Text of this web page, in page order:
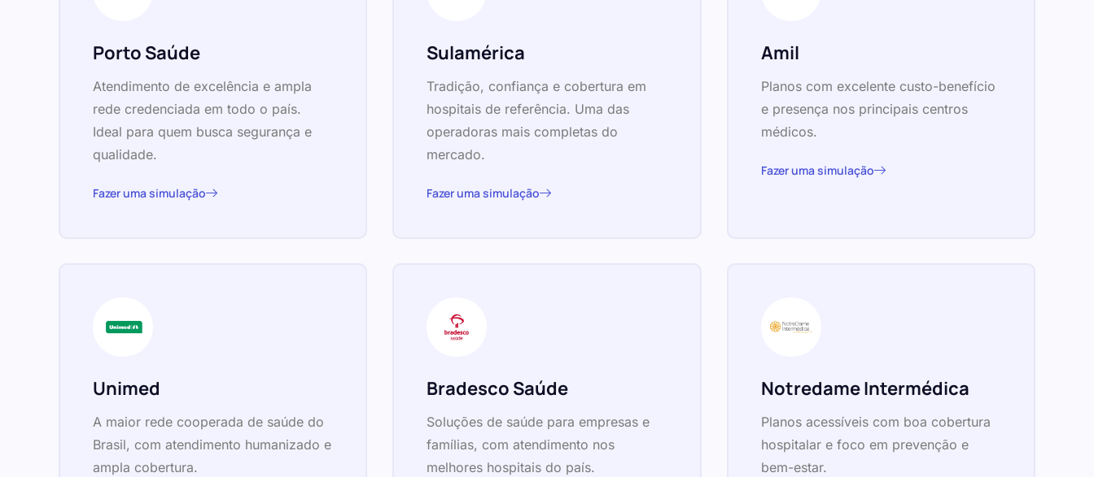
Porto Saúde
Atendimento de excelência e ampla
rede credenciada em todo o país.
Ideal para quem busca segurança e
qualidade.
Fazer uma simulação
Sulamérica
Tradição, confiança e cobertura em
hospitais de referência. Uma das
operadoras mais completas do
mercado.
Fazer uma simulação
Amil
Planos com excelente custo-benefício
e presença nos principais centros
médicos.
Fazer uma simulação
Unimed
A maior rede cooperada de saúde do
Brasil, com atendimento humanizado e
ampla cobertura.
Bradesco Saúde
Soluções de saúde para empresas e
famílias, com atendimento nos
melhores hospitais do país.
Notredame Intermédica
Planos acessíveis com boa cobertura
hospitalar e foco em prevenção e
bem-estar.